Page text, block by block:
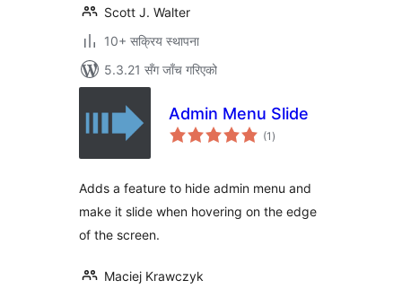
Scott J. Walter
10+ सक्रिय स्थापना
5.3.21 सँग जाँच गरिएको
Admin Menu Slide
(1 कुल
रेटिङ्गहरू
)
Adds a feature to hide admin menu and
make it slide when hovering on the edge
of the screen.
Maciej Krawczyk